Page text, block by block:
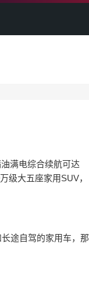
满电综合续航可达
级大五座家用SUV，
途自驾的家用车，那